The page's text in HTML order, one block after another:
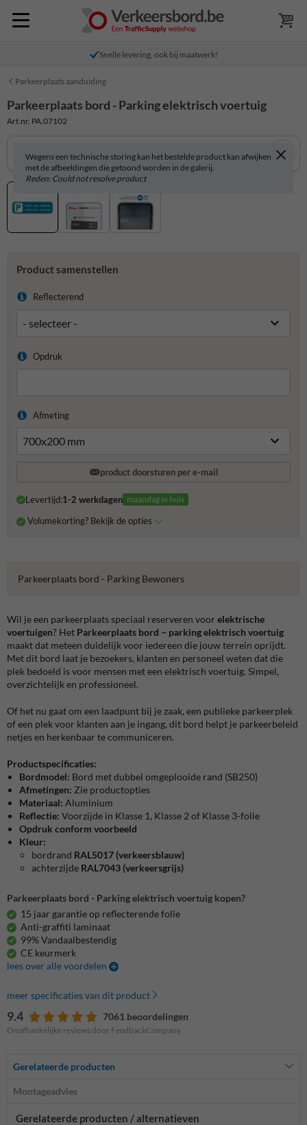
Snelle levering, ook bij maatwerk!
Parkeerplaats aanduiding
Parkeerplaats bord - Parking elektrisch voertuig
Art.nr. PA.07102
Wegens een technische storing kan het bestelde product kan afwijken
met de afbeeldingen die getoond worden in de galerij.
Reden: Could not resolve product
Product samenstellen
Reflecterend
Opdruk
Afmeting
product doorsturen per e-mail
Levertijd:1-2 werkdagen maandag in huis
Volumekorting? Bekijk de opties
Parkeerplaats bord - Parking Bewoners
Wil je een parkeerplaats speciaal reserveren voor elektrische
voertuigen? Het Parkeerplaats bord – parking elektrisch voertuig
maakt dat meteen duidelijk voor iedereen die jouw terrein oprijdt.
Met dit bord laat je bezoekers, klanten en personeel weten dat die
plek bedoeld is voor mensen met een elektrisch voertuig. Simpel,
overzichtelijk en professioneel.
Of het nu gaat om een laadpunt bij je zaak, een publieke parkeerplek
of een plek voor klanten aan je ingang, dit bord helpt je parkeerbeleid
netjes en herkenbaar te communiceren.
Productspecificaties:
Bordmodel: Bord met dubbel omgeplooide rand (SB250)
Afmetingen: Zie productopties
Materiaal: Aluminium
Reflectie: Voorzijde in Klasse 1, Klasse 2 of Klasse 3-folie
Opdruk conform voorbeeld
Kleur:
bordrand RAL5017 (verkeersblauw)
achterzijde RAL7043 (verkeersgrijs)
Parkeerplaats bord - Parking elektrisch voertuig kopen?
15 jaar garantie op reflecterende folie
Anti-graffiti laminaat
99% Vandaalbestendig
CE keurmerk
lees over alle voordelen
meer specificaties van dit product
9.4 7061 beoordelingen
Onafhankelijke reviews door FeedbackCompany
Gerelateerde producten
Montageadvies
Gerelateerde producten / alternatieven